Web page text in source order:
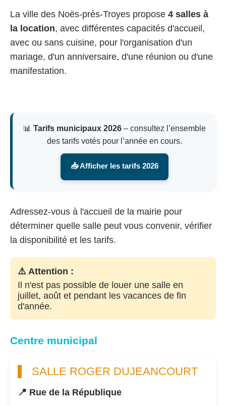
La ville des Noës-près-Troyes propose 4 salles à
la location, avec différentes capacités d'accueil,
avec ou sans cuisine, pour l'organisation d'un
mariage, d'un anniversaire, d'une réunion ou d'une
manifestation.
📊 Tarifs municipaux 2026– consultez l’ensemble
des tarifs votés pour l’année en cours.
📥 Afficher les tarifs 2026
Adressez-vous à l'accueil de la mairie pour
déterminer quelle salle peut vous convenir, vérifier
la disponibilité et les tarifs.
⚠️ Attention :
Il n'est pas possible de louer une salle en
juillet, août et pendant les vacances de fin
d'année.
Centre municipal
SALLE ROGER DUJEANCOURT
📍 Rue de la République